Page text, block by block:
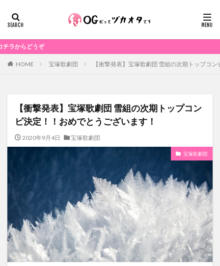
HOME 宝塚歌劇団 【衝撃発表】宝塚歌劇団 雪組の次期トップコ
【衝撃発表】宝塚歌劇団 雪組の次期トップコン
ビ決定！！おめでとうございます！
2020年9月4日 宝塚歌劇団
宝塚歌劇団